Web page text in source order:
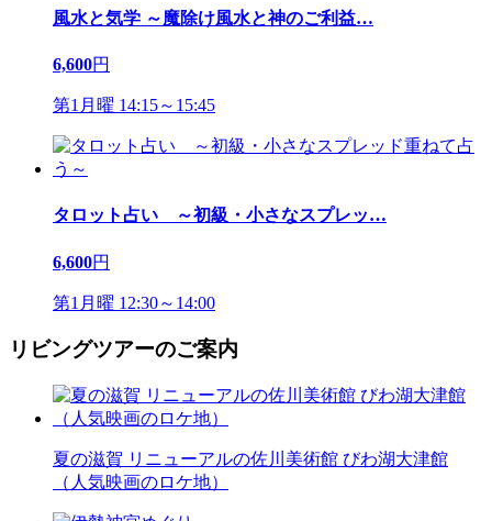
風水と気学 ～魔除け風水と神のご利益…
6,600円
第1月曜 14:15～15:45
タロット占い ～初級・小さなスプレッ…
6,600円
第1月曜 12:30～14:00
リビングツアーのご案内
夏の滋賀 リニューアルの佐川美術館 びわ湖大津館
（人気映画のロケ地）